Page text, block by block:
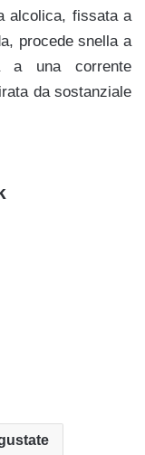
alcolica, fissata a
procede snella a
a una corrente
da sostanziale